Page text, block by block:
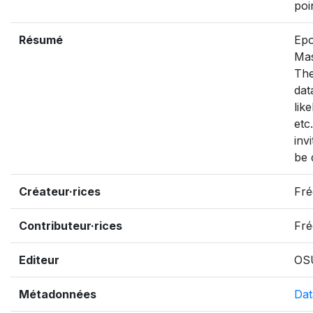
Résumé
be
Créateur·rices
Contributeur·rices
Editeur
Métadonnées